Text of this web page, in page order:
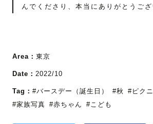
んでくださり、本当にありがとうご
Area： 東京
Date： 2022/10
Tag： #バースデー（誕生日） #秋 #ピク
#家族写真 #赤ちゃん #こども